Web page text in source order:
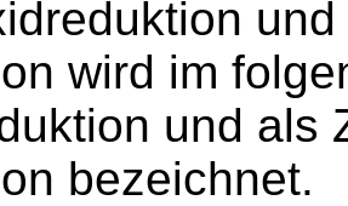
wird im
und als
bezeichnet.